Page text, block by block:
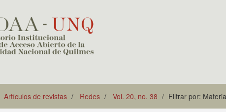
Artículos de revistas Redes Vol. 20, no. 38 Filtrar por: Materia